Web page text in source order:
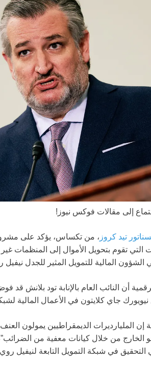
إلى مقالات فوكس نيوز!
تيد كروز ، من تكساس، يؤكد على
التي تقوم بتحويل الأموال إلى المنظمات
المالية للتمويل المثير للجدل
أن النائب العام بالإنابة تود بلانش قد
نيويورك جاي كلايتون في الأعمال المالية
إن المليارديرات الديمقراطيين يمولون
الخارج من خلال كيانات معفية من
التحقيق في شبكة التمويل التابعة لنيفيل